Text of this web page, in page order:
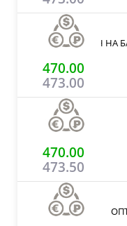
ECASH НА
470.00
473.00
470.00
473.50